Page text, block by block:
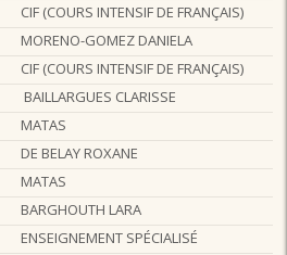
CIF (COURS INTENSIF DE FRANÇAIS)
MORENO-GOMEZ DANIELA
CIF (COURS INTENSIF DE FRANÇAIS)
BAILLARGUES CLARISSE
MATAS
DE BELAY ROXANE
MATAS
BARGHOUTH LARA
ENSEIGNEMENT SPÉCIALISÉ